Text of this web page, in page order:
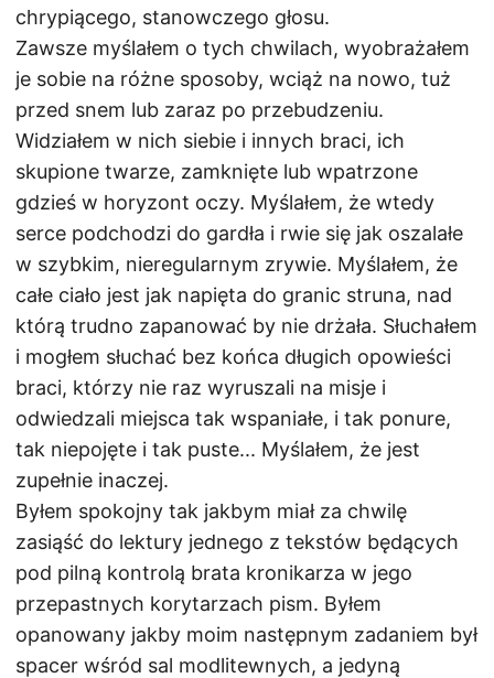
chrypiącego, stanowczego głosu.
Zawsze myślałem o tych chwilach, wyobrażałem
je sobie na różne sposoby, wciąż na nowo, tuż
przed snem lub zaraz po przebudzeniu.
Widziałem w nich siebie i innych braci, ich
skupione twarze, zamknięte lub wpatrzone
gdzieś w horyzont oczy. Myślałem, że wtedy
serce podchodzi do gardła i rwie się jak oszalałe
w szybkim, nieregularnym zrywie. Myślałem, że
całe ciało jest jak napięta do granic struna, nad
którą trudno zapanować by nie drżała. Słuchałem
i mogłem słuchać bez końca długich opowieści
braci, którzy nie raz wyruszali na misje i
odwiedzali miejsca tak wspaniałe, i tak ponure,
tak niepojęte i tak puste... Myślałem, że jest
zupełnie inaczej.
Byłem spokojny tak jakbym miał za chwilę
zasiąść do lektury jednego z tekstów będących
pod pilną kontrolą brata kronikarza w jego
przepastnych korytarzach pism. Byłem
opanowany jakby moim następnym zadaniem był
spacer wśród sal modlitewnych, a jedyną